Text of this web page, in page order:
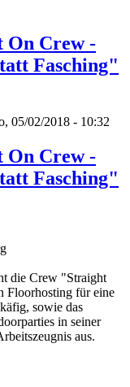
On Crew -
Fasching"
05/02/2018 - 10:32
On Crew -
Fasching"
die Crew "Straight
Floorhosting für eine
sowie das
in seiner
aus.